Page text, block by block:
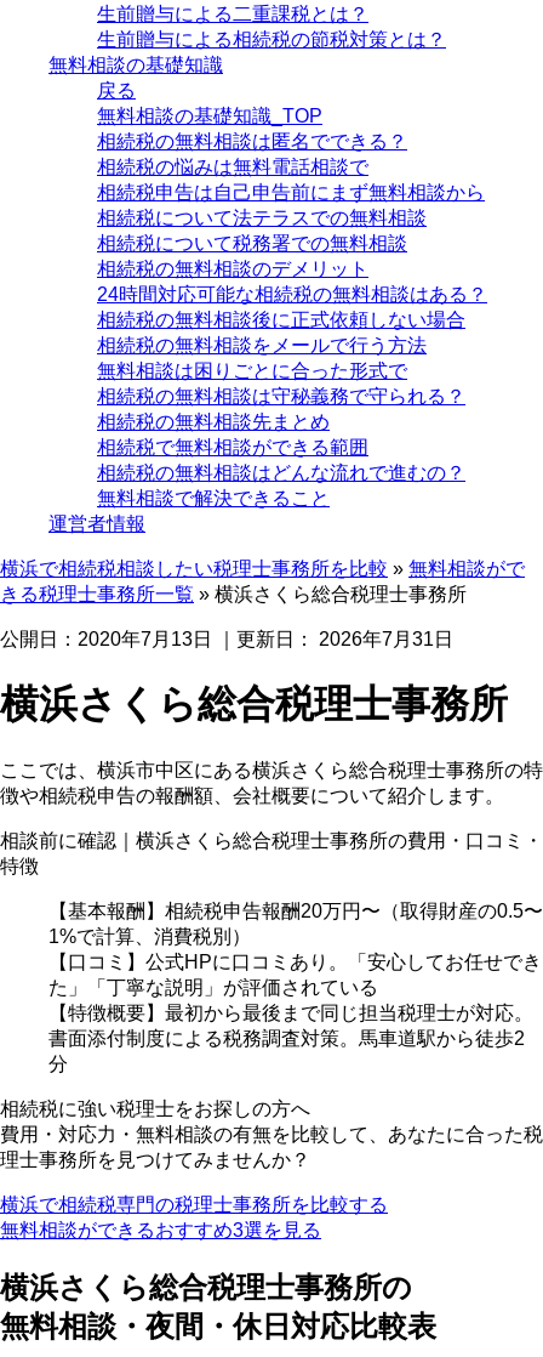
生前贈与による二重課税とは？
生前贈与による相続税の節税対策とは？
無料相談の基礎知識
戻る
無料相談の基礎知識_TOP
相続税の無料相談は匿名でできる？
相続税の悩みは無料電話相談で
相続税申告は自己申告前にまず無料相談から
相続税について法テラスでの無料相談
相続税について税務署での無料相談
相続税の無料相談のデメリット
24時間対応可能な相続税の無料相談はある？
相続税の無料相談後に正式依頼しない場合
相続税の無料相談をメールで行う方法
無料相談は困りごとに合った形式で
相続税の無料相談は守秘義務で守られる？
相続税の無料相談先まとめ
相続税で無料相談ができる範囲
相続税の無料相談はどんな流れで進むの？
無料相談で解決できること
運営者情報
横浜で相続税相談したい税理士事務所を比較 » 無料相談がで
きる税理士事務所一覧 » 横浜さくら総合税理士事務所
公開日： 2020年7月13日 ｜更新日： 2026年7月31日
横浜さくら総合税理士事務所
ここでは、横浜市中区にある横浜さくら総合税理士事務所の特
徴や相続税申告の報酬額、会社概要について紹介します。
相談前に確認｜横浜さくら総合税理士事務所の費用・口コミ・
特徴
【基本報酬】相続税申告報酬20万円〜（取得財産の0.5〜
1%で計算、消費税別）
【口コミ】公式HPに口コミあり。「安心してお任せでき
た」「丁寧な説明」が評価されている
【特徴概要】最初から最後まで同じ担当税理士が対応。
書面添付制度による税務調査対策。馬車道駅から徒歩2
分
相続税に強い税理士をお探しの方へ
費用・対応力・無料相談の有無を比較して、あなたに合った税
理士事務所を見つけてみませんか？
横浜で相続税専門の税理士事務所を比較する
無料相談ができるおすすめ3選を見る
横浜さくら総合税理士事務所の
無料相談・夜間・休日対応比較表